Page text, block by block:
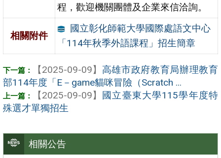
相關公告
程，歡迎機關團體及企業來信洽詢。
相關附件
國立彰化師範大學國際處語文中心
「114年秋季外語課程」招生簡章
【2025-09-09】 高雄市政府教育局辦理教育
部114年度「E－game貓咪冒險（Scratch ...
【2025-09-09】 國立臺東大學115學年度特
殊選才單獨招生